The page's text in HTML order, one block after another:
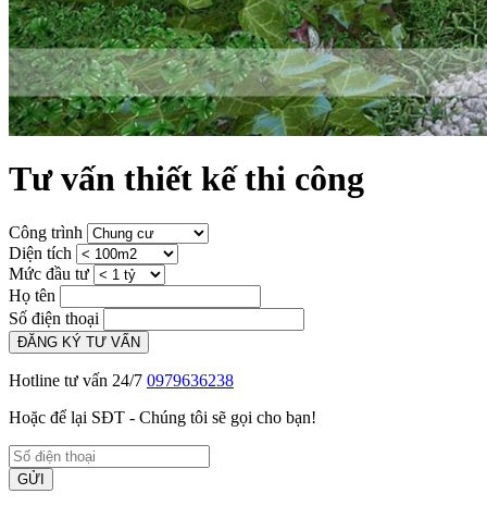
Tư vấn thiết kế thi công
Công trình
Diện tích
Mức đầu tư
Họ tên
Số điện thoại
ĐĂNG KÝ TƯ VẤN
Hotline tư vấn 24/7 0979636238
Hoặc để lại SĐT - Chúng tôi sẽ gọi cho bạn!
GỬI